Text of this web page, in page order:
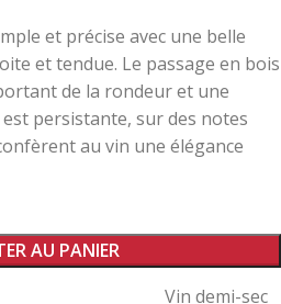
et précise avec une belle
et tendue. Le passage en bois
de la rondeur et une
persistante, sur des notes
au vin une élégance
AU PANIER
Vin demi-sec